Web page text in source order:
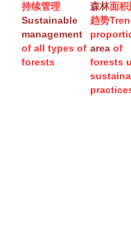
持续管理
Sustainable
management
of all types of
forests
森林面积
趋势
area of
forests